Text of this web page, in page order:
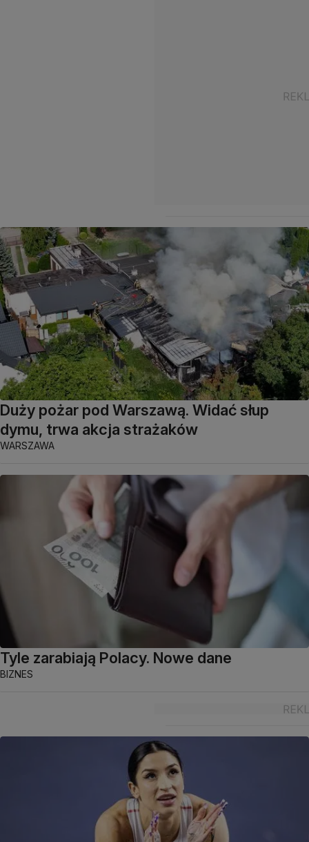
Duży pożar pod Warszawą. Widać słup
dymu, trwa akcja strażaków
WARSZAWA
Tyle zarabiają Polacy. Nowe dane
BIZNES